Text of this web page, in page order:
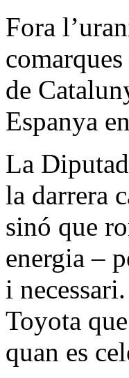
Fora
de
Espanya
La
la darrera
sinó que
energia –
i
Toyota
quan es